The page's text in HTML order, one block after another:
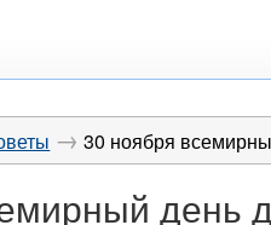
→ 30 ноября
день